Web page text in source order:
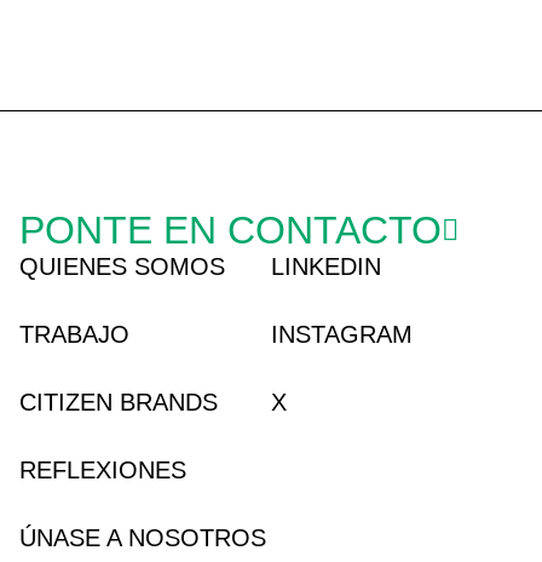
PONTE EN CONTACTO
QUIENES SOMOS
TRABAJO
CITIZEN BRANDS
REFLEXIONES
ÚNASE A NOSOTROS
LINKEDIN
INSTAGRAM
X